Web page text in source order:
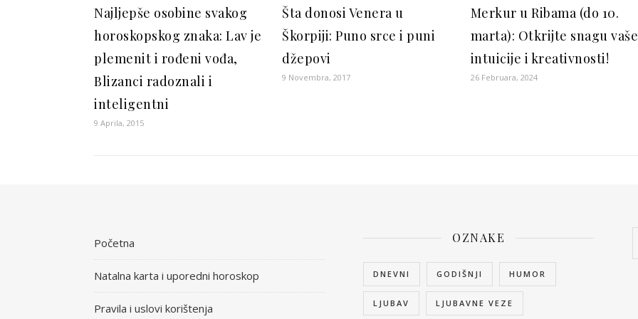
Najljepše osobine svakog
horoskopskog znaka: Lav je
plemenit i rođeni vođa,
Blizanci radoznali i
inteligentni
9 Aprila, 2015
Šta donosi Venera u
Škorpiji: Puno srce i puni
džepovi
9 Novembra, 2017
Merkur u Ribama (do 10.
marta): Otkrijte snagu vaše
intuicije i kreativnosti!
26 Februara, 2024
Početna
Natalna karta i uporedni horoskop
Pravila i uslovi korištenja
OZNAKE
DNEVNI GODIŠNJI HUMOR
LJUBAV LJUBAVNE VEZE